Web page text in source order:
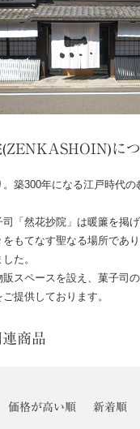
(ZENKASHOIN)に
築300年になる江戸時代の
「然花抄院」は暖簾を掲げ
もてなす聖なる場所であ
た。
スペースを設え、菓子司
提供しております。
商品
価格が高い順 新着順